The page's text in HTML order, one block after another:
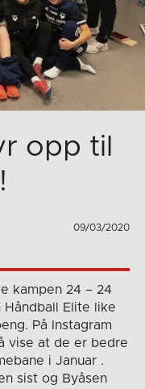
opp til
09/03/2020
kampen 24 – 24
Håndball Elite like
På Instagram
vise at de er bedre
i Januar .
sist og Byåsen